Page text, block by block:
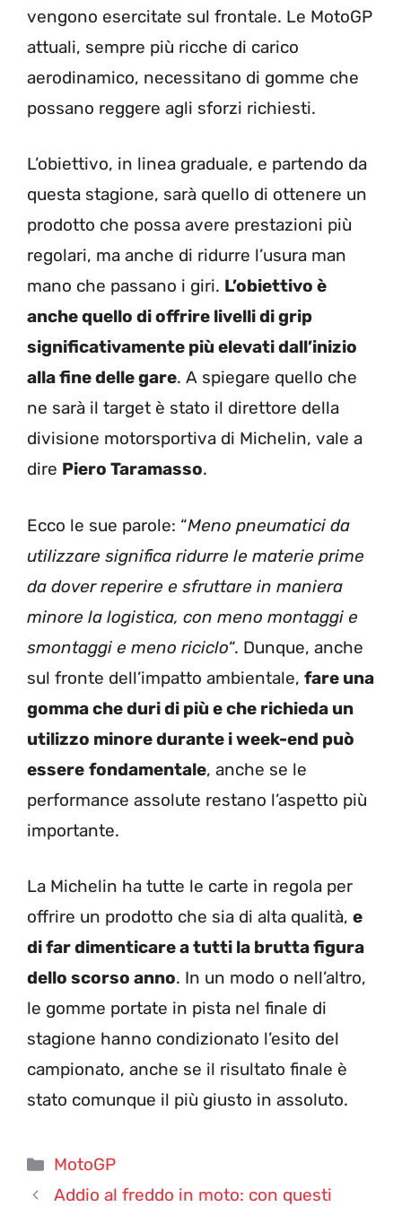
vengono esercitate sul frontale. Le MotoGP
attuali, sempre più ricche di carico
aerodinamico, necessitano di gomme che
possano reggere agli sforzi richiesti.
L’obiettivo, in linea graduale, e partendo da
questa stagione, sarà quello di ottenere un
prodotto che possa avere prestazioni più
regolari, ma anche di ridurre l’usura man
mano che passano i giri. L’obiettivo è
anche quello di offrire livelli di grip
significativamente più elevati dall’inizio
alla fine delle gare. A spiegare quello che
ne sarà il target è stato il direttore della
divisione motorsportiva di Michelin, vale a
dire Piero Taramasso.
Ecco le sue parole: “Meno pneumatici da
utilizzare significa ridurre le materie prime
da dover reperire e sfruttare in maniera
minore la logistica, con meno montaggi e
smontaggi e meno riciclo“. Dunque, anche
sul fronte dell’impatto ambientale, fare una
gomma che duri di più e che richieda un
utilizzo minore durante i week-end può
essere fondamentale, anche se le
performance assolute restano l’aspetto più
importante.
La Michelin ha tutte le carte in regola per
offrire un prodotto che sia di alta qualità, e
di far dimenticare a tutti la brutta figura
dello scorso anno. In un modo o nell’altro,
le gomme portate in pista nel finale di
stagione hanno condizionato l’esito del
campionato, anche se il risultato finale è
stato comunque il più giusto in assoluto.
Categorie
MotoGP
Addio al freddo in moto: con questi